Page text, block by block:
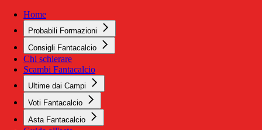
Home
Probabili Formazioni
Consigli Fantacalcio
Chi schierare
Scambi Fantacalcio
Ultime dai Campi
Voti Fantacalcio
Asta Fantacalcio